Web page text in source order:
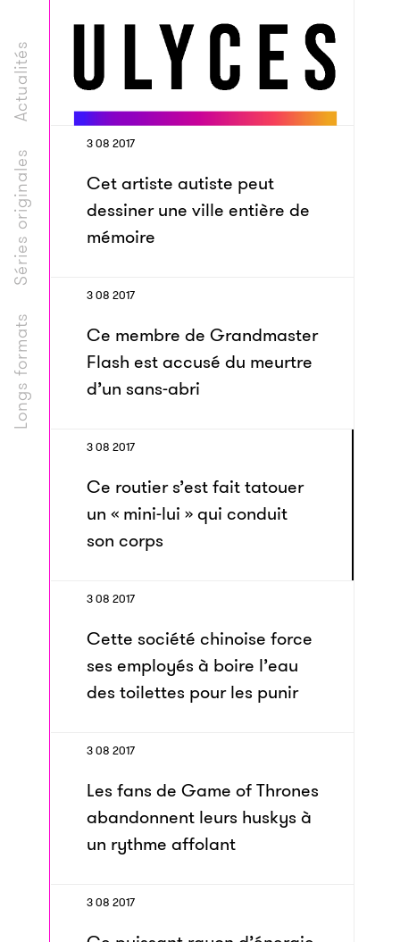
Longs formats
Séries originales
Actualités
3 08 2017
Cet artiste autiste peut
dessiner une ville entière de
mémoire
3 08 2017
Ce membre de Grandmaster
Flash est accusé du meurtre
d’un sans-abri
3 08 2017
Ce routier s’est fait tatouer
un « mini-lui » qui conduit
son corps
3 08 2017
Cette société chinoise force
ses employés à boire l’eau
des toilettes pour les punir
3 08 2017
Les fans de Game of Thrones
abandonnent leurs huskys à
un rythme affolant
3 08 2017